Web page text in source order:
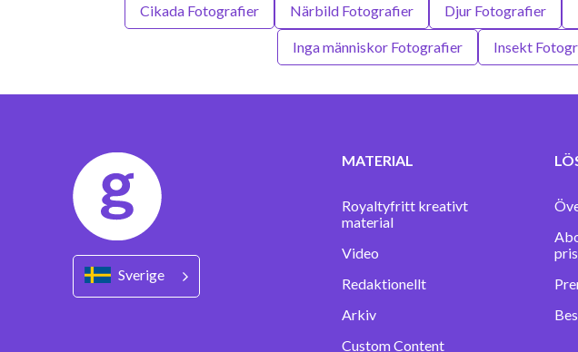
Cikada Fotografier Närbild Fotografier Djur Fotografier
Inga människor Fotografier Insekt
Sverige
MATERIAL
Royaltyfritt kreativt
material
Video
Redaktionellt
Arkiv
Custom Content